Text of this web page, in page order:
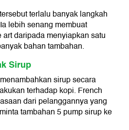
terlalu banyak langkah
lebih senang membuat
daripada menyiapkan satu
bahan tambahan.
Sirup
sirup secara
terhadap kopi. French
dari pelanggannya yang
tambahan 5 pump sirup ke